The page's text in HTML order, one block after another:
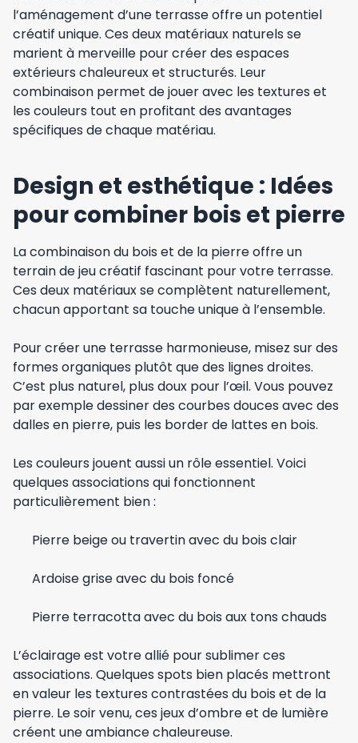
l’aménagement d’une terrasse offre un potentiel
créatif unique. Ces deux matériaux naturels se
marient à merveille pour créer des espaces
extérieurs chaleureux et structurés. Leur
combinaison permet de jouer avec les textures et
les couleurs tout en profitant des avantages
spécifiques de chaque matériau.
Design et esthétique : Idées
pour combiner bois et pierre
La combinaison du bois et de la pierre offre un
terrain de jeu créatif fascinant pour votre terrasse.
Ces deux matériaux se complètent naturellement,
chacun apportant sa touche unique à l’ensemble.
Pour créer une terrasse harmonieuse, misez sur des
formes organiques plutôt que des lignes droites.
C’est plus naturel, plus doux pour l’œil. Vous pouvez
par exemple dessiner des courbes douces avec des
dalles en pierre, puis les border de lattes en bois.
Les couleurs jouent aussi un rôle essentiel. Voici
quelques associations qui fonctionnent
particulièrement bien :
Pierre beige ou travertin avec du bois clair
Ardoise grise avec du bois foncé
Pierre terracotta avec du bois aux tons chauds
L’éclairage est votre allié pour sublimer ces
associations. Quelques spots bien placés mettront
en valeur les textures contrastées du bois et de la
pierre. Le soir venu, ces jeux d’ombre et de lumière
créent une ambiance chaleureuse.